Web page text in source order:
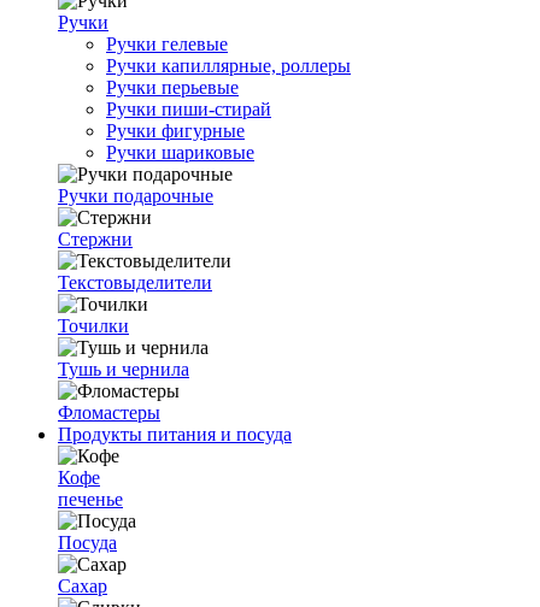
Ручки
Ручки гелевые
Ручки капиллярные, роллеры
Ручки перьевые
Ручки пиши-стирай
Ручки фигурные
Ручки шариковые
Ручки подарочные
Стержни
Текстовыделители
Точилки
Тушь и чернила
Фломастеры
Продукты питания и посуда
Кофе
печенье
Посуда
Сахар